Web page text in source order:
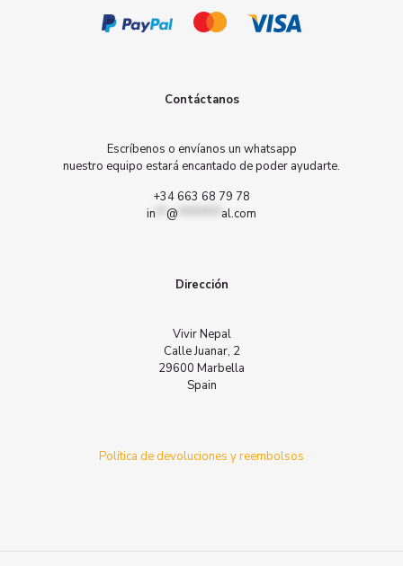
Contáctanos
Escríbenos o envíanos un whatsapp
nuestro equipo estará encantado de poder ayudarte.
+34 663 68 79 78
in
@ al.com
Dirección
Vivir Nepal
Calle Juanar, 2
29600 Marbella
Spain
Política de devoluciones y reembolsos